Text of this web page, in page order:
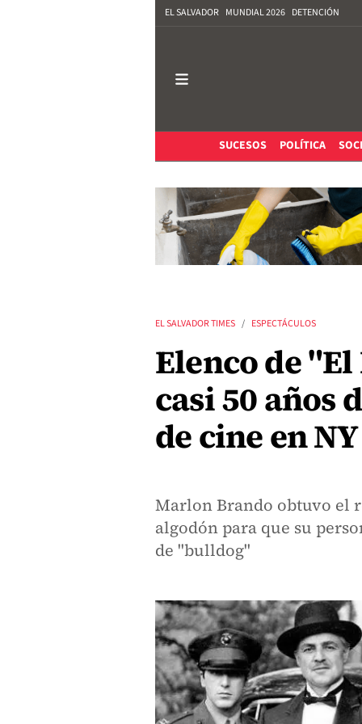
EL SALVADOR MUNDIAL 2026 DETENCIÓN
SUCESOS POLÍTICA
EL SALVADOR TIMES ESPECTÁCULOS
Elenco de
casi 50 años
de cine en NY
Marlon Brando obtuvo el
algodón para que su
de "bulldog"